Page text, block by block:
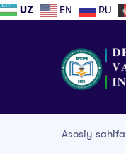
UZ EN RU
Asosiy sahifa